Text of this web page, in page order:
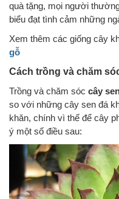
quà tặng, mọi người
biểu đạt tình cảm những
Xem thêm các giống cây
gỗ
Cách trồng và chăm
Trồng và chăm sóc cây
so với những cây sen đá
khăn, chính vì thế để cây
ý một số điều sau: